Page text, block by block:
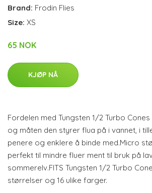
Brand: Frodin Flies
Size: XS
65 NOK
KJØP NÅ
Fordelen med Tungsten 1/2 Turbo
og måten den styrer flua på i vannet, i
penere og enklere å binde med.Micro
perfekt til mindre fluer ment til bruk på
sommerelv.FITS Tungsten 1/2 Turbo
størrelser og 16 ulike farger.